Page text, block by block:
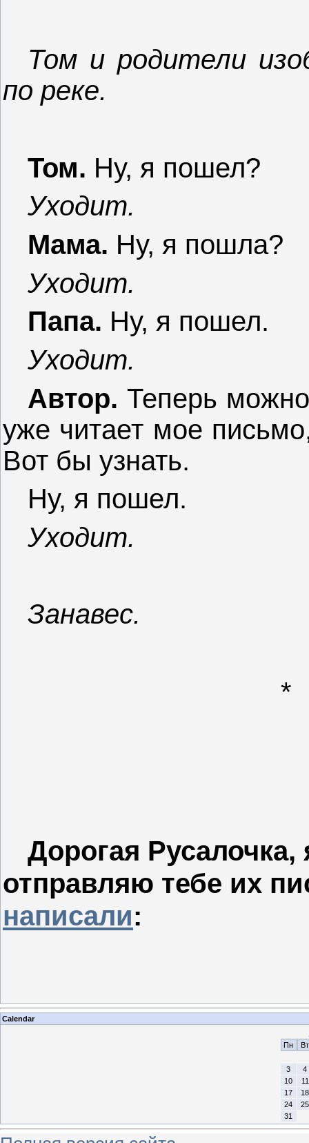
Том и родители
по реке.
Том. Ну, я пошел?
Уходит.
Мама. Ну, я пошла?
Уходит.
Папа. Ну, я пошел.
Уходит.
Автор. Теперь
уже читает мое
Вот бы узнать.
Ну, я пошел.
Уходит.
Занавес.
*
Дорогая
отправляю тебе их
написали:
Calendar
Пн
Вт
3
4
10
11
17
18
24
25
31